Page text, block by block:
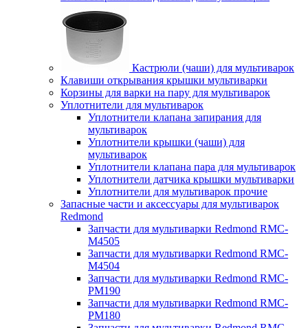
Кастрюли (чаши) для мультиварок
Клавиши открывания крышки мультиварки
Корзины для варки на пару для мультиварок
Уплотнители для мультиварок
Уплотнители клапана запирания для
мультиварок
Уплотнители крышки (чаши) для
мультиварок
Уплотнители клапана пара для мультиварок
Уплотнители датчика крышки мультиварки
Уплотнители для мультиварок прочие
Запасные части и аксессуары для мультиварок
Redmond
Запчасти для мультиварки Redmond RMC-
M4505
Запчасти для мультиварки Redmond RMC-
M4504
Запчасти для мультиварки Redmond RMC-
PM190
Запчасти для мультиварки Redmond RMC-
PM180